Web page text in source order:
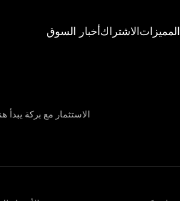
المميزاتالاشتراكأخبار السوق
الاستثمار مع بركة يبدأ